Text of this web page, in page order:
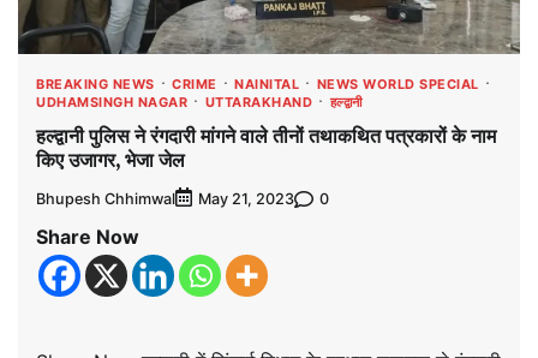
BREAKING NEWS CRIME NAINITAL
NEWS WORLD SPECIAL
UDHAMSINGH NAGAR
UTTARAKHAND हल्द्वानी
हल्द्वानी पुलिस ने रंगदारी मांगने वाले तीनों तथाकथित पत्रकारों के नाम
किए उजागर, भेजा जेल
Bhupesh Chhimwal May 21, 2023 0
Share Now